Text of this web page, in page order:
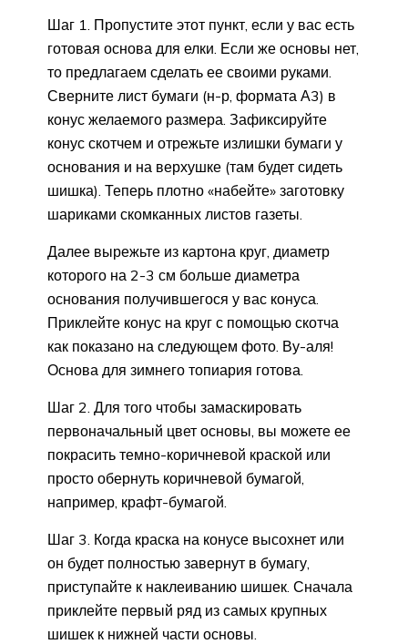
Шаг 1. Пропустите этот пункт, если у вас есть
готовая основа для елки. Если же основы нет,
то предлагаем сделать ее своими руками.
Сверните лист бумаги (н-р, формата А3) в
конус желаемого размера. Зафиксируйте
конус скотчем и отрежьте излишки бумаги у
основания и на верхушке (там будет сидеть
шишка). Теперь плотно «набейте» заготовку
шариками скомканных листов газеты.
Далее вырежьте из картона круг, диаметр
которого на 2-3 см больше диаметра
основания получившегося у вас конуса.
Приклейте конус на круг с помощью скотча
как показано на следующем фото. Ву-аля!
Основа для зимнего топиария готова.
Шаг 2. Для того чтобы замаскировать
первоначальный цвет основы, вы можете ее
покрасить темно-коричневой краской или
просто обернуть коричневой бумагой,
например, крафт-бумагой.
Шаг 3. Когда краска на конусе высохнет или
он будет полностью завернут в бумагу,
приступайте к наклеиванию шишек. Сначала
приклейте первый ряд из самых крупных
шишек к нижней части основы.